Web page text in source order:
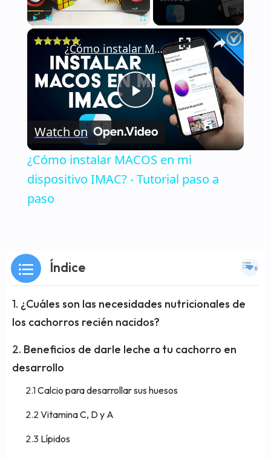
×
Play
Video
¿Cómo instalar MACOS en mi dispositivo IMAC? - Tutorial paso a paso
Watch on
¿Cómo instalar MACOS en mi
dispositivo IMAC? - Tutorial paso a
paso
Índice
¿Cuáles son las necesidades nutricionales de
los cachorros recién nacidos?
Beneficios de darle leche a tu cachorro en
desarrollo
Calcio para desarrollar sus huesos
Vitamina C, D y A
Lípidos